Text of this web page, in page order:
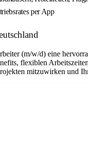
per App
(m/w/d) eine
flexiblen
mitzuwirken und